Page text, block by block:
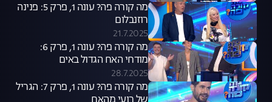
מה קורה פה? עונה 1, פרק 5: פנינה
רוזנבלום
21.7.2025
מה קורה פה? עונה 1, פרק 6:
מודחי האח הגדול באים
28.7.2025
מה קורה פה? עונה 1, פרק 7: הגריל